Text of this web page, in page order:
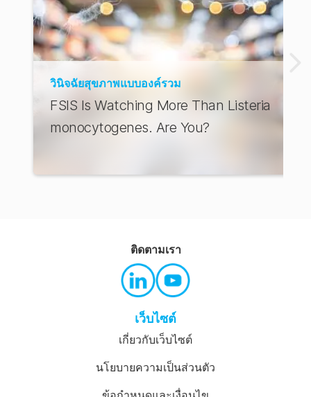
วินิจฉัยสุขภาพแบบองค์รวม
FSIS Is Watching More Than Listeria
monocytogenes. Are You?
เว็บไซต์
เกี่ยวกับเว็บไซต์
นโยบายความเป็นส่วนตัว
ติดตามเรา